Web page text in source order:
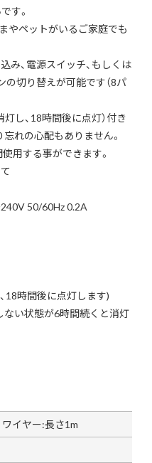
す。
やペットがいるご家庭でも
み、電源スイッチ、もしくは
の切り替えが可能です（8パ
灯し、18時間後に点灯）付き
れの心配もありません。
用する事ができます。
50/60Hz 0.2A
18時間後に点灯します)
い状態が6時間続くと消灯
イヤー:長さ1m